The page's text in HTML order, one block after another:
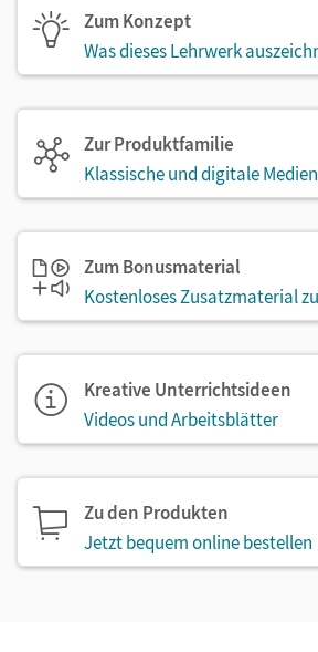
Zum Konzept
Was dieses Lehrwerk
Zur Produktfamilie
Klassische und digitale
Zum Bonusmaterial
Kostenloses Zusatzmaterial
Kreative Unterrichtsideen
Videos und Arbeitsblätter
Zu den Produkten
Jetzt bequem online bestellen